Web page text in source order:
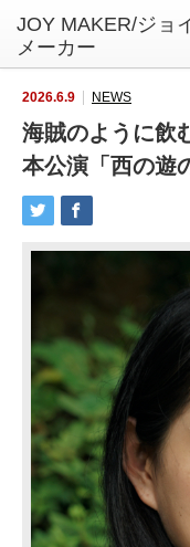
2026.6.9 NEWS
海賊のように飲
本公演「西の遊